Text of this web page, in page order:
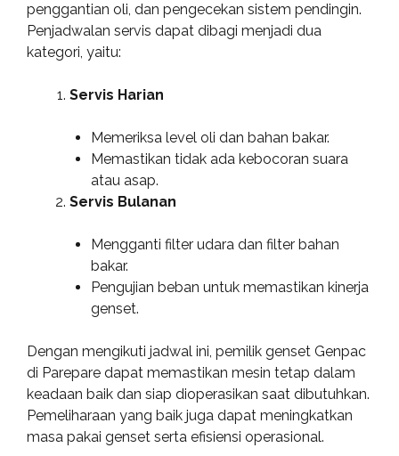
penggantian oli, dan pengecekan sistem pendingin.
Penjadwalan servis dapat dibagi menjadi dua
kategori, yaitu:
Servis Harian
Memeriksa level oli dan bahan bakar.
Memastikan tidak ada kebocoran suara
atau asap.
Servis Bulanan
Mengganti filter udara dan filter bahan
bakar.
Pengujian beban untuk memastikan kinerja
genset.
Dengan mengikuti jadwal ini, pemilik genset Genpac
di Parepare dapat memastikan mesin tetap dalam
keadaan baik dan siap dioperasikan saat dibutuhkan.
Pemeliharaan yang baik juga dapat meningkatkan
masa pakai genset serta efisiensi operasional.